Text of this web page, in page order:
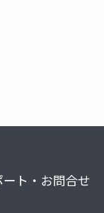
ート・お問合せ